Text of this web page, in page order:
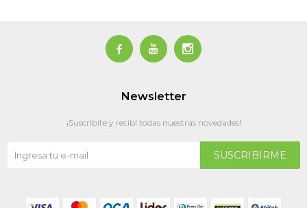
  
Newsletter
¡Suscribite y recibí todas nuestras novedades!
SUSCRIBIRME